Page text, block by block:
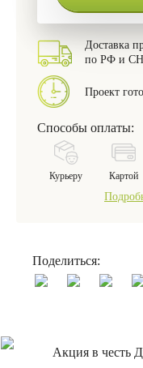
Доставка
по РФ и
Проект
Способы оплаты:
Курьеру Картой
Поделиться:
Акция в честь